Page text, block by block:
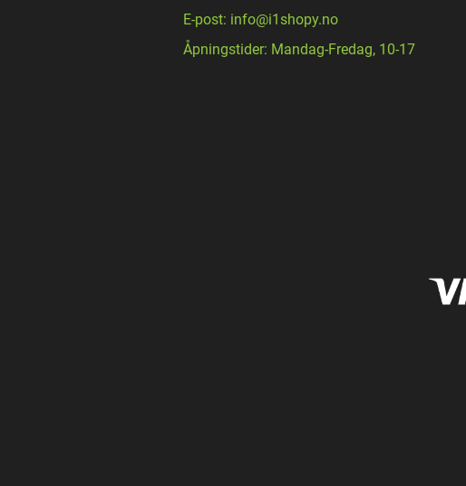
E-post: info@i1shopy.no
Åpningstider: Mandag-Fredag, 10-17